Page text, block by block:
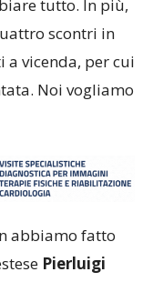
vicenda, per cui
Noi vogliamo
abbiamo fatto